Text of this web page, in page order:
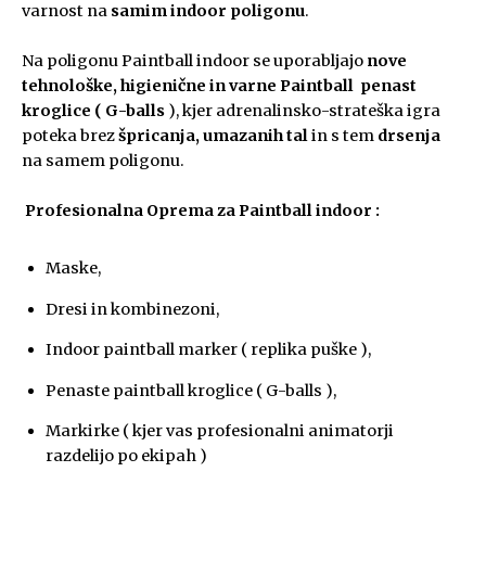
varnost na samim indoor poligonu.
Na poligonu Paintball indoor se uporabljajo nove
tehnološke, higienične in varne Paintball penast
kroglice ( G-balls ), kjer adrenalinsko-strateška igra
poteka brezšpricanja, umazanih talin s tem drsenja
na samem poligonu.
Profesionalna Oprema za Paintball indoor :
Maske,
Dresi in kombinezoni,
Indoor paintball marker ( replika puške ),
Penaste paintball kroglice ( G-balls ),
Markirke ( kjer vas profesionalni animatorji
razdelijo po ekipah )